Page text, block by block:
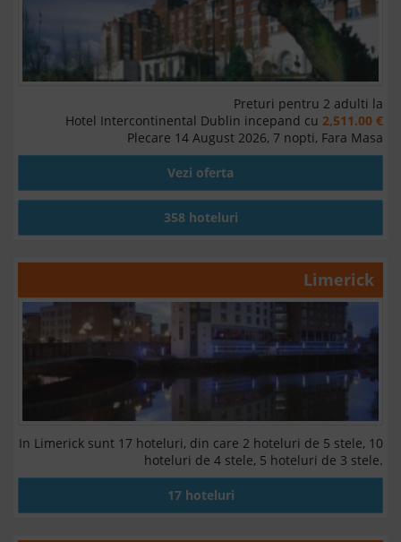
Preturi pentru 2 adulti la
Hotel Intercontinental Dublin incepand cu 2,511.00 €
Plecare 14 August 2026, 7 nopti, Fara Masa
Vezi oferta
358 hoteluri
Limerick
In Limerick sunt 17 hoteluri, din care 2 hoteluri de 5 stele, 10
hoteluri de 4 stele, 5 hoteluri de 3 stele.
17 hoteluri